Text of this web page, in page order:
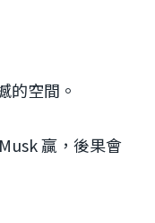
的空間。
贏，後果會